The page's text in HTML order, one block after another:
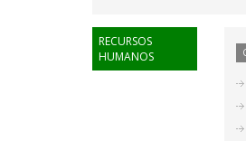
RECURSOS
HUMANOS